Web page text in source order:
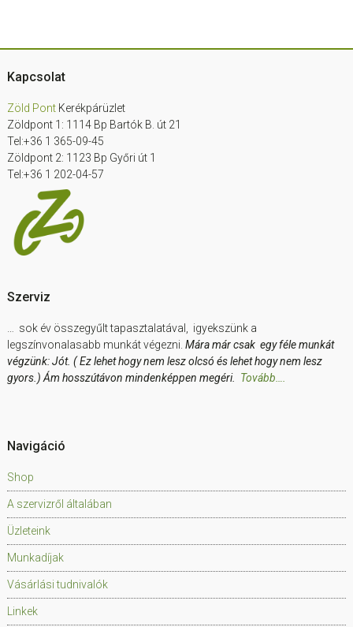
Footer
Kapcsolat
Zöld PontKerékpárüzlet
Zöldpont 1: 1114 Bp Bartók B. út 21
Tel:+36 1 365-09-45
Zöldpont 2: 1123 Bp Győri út 1
Tel:+36 1 202-04-57
Szerviz
… sok év összegyűlt tapasztalatával, igyekszünk a
legszínvonalasabb munkát végezni. Mára már csak egy féle munkát
végzünk: Jót. ( Ez lehet hogy nem lesz olcsó és lehet hogy nem lesz
gyors.) Ám hosszútávon mindenképpen megéri. Tovább….
Navigáció
Shop
A szervizről általában
Üzleteink
Munkadíjak
Vásárlási tudnivalók
Linkek